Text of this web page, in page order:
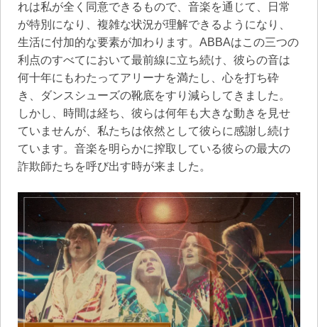
れは私が全く同意できるもので、音楽を通じて、日常
が特別になり、複雑な状況が理解できるようになり、
生活に付加的な要素が加わります。ABBAはこの三つの
利点のすべてにおいて最前線に立ち続け、彼らの音は
何十年にもわたってアリーナを満たし、心を打ち砕
き、ダンスシューズの靴底をすり減らしてきました。
しかし、時間は経ち、彼らは何年も大きな動きを見せ
ていませんが、私たちは依然として彼らに感謝し続け
ています。音楽を明らかに搾取している彼らの最大の
詐欺師たちを呼び出す時が来ました。